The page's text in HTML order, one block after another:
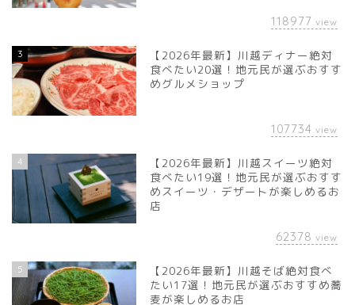
118977 view
3
【2026年最新】川越ディナー絶対
食べたい20選！地元民が選ぶおすす
めグルメショップ
107734 view
4
【2026年最新】川越スイーツ絶対
食べたい19選！地元民が選ぶおすす
めスイーツ・デザートが楽しめるお
店
62378 view
5
【2026年最新】川越そば絶対食べ
たい17選！地元民が選ぶおすすめ蕎
麦が楽しめるお店